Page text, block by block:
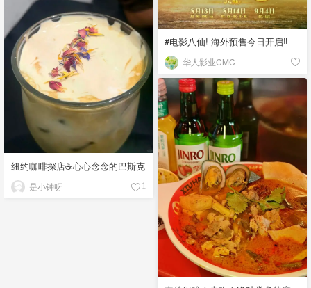
#电影八仙! 海外预售今日开启‼️
华人影业CMC
纽约咖啡探店☕️心心念念的巴斯克
是小钟呀_ 1